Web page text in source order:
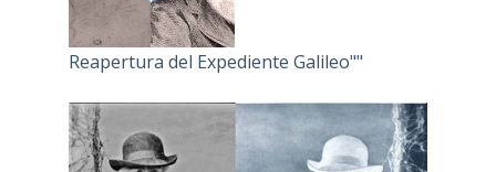
Reapertura del Expediente Galileo""